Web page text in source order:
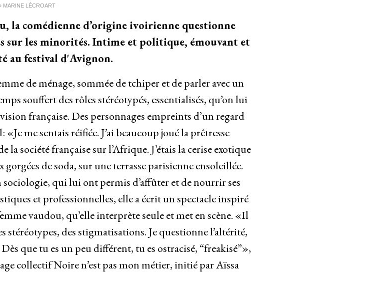
MARINE LÉCROART
la comédienne d’origine ivoirienne questionne
sur les minorités. Intime et politique, émouvant et
au festival d'Avignon.
de ménage, sommée de tchiper et de parler avec un
souffert des rôles stéréotypés, essentialisés, qu’on lui
française. Des personnages empreints d’un regard
me sentais réifiée. J’ai beaucoup joué la prêtresse
la société française sur l’Afrique. J’étais la cerise exotique
de soda, sur une terrasse parisienne ensoleillée.
sociologie, qui lui ont permis d’affûter et de nourrir ses
et professionnelles, elle a écrit un spectacle inspiré
vaudou, qu’elle interprète seule et met en scène. «Il
stéréotypes, des stigmatisations. Je questionne l’altérité,
que tu es un peu différent, tu es ostracisé, “freakisé”»,
collectif Noire n’est pas mon métier, initié par Aïssa